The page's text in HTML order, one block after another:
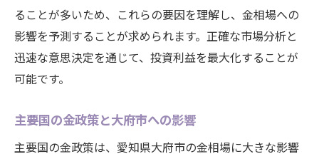
ることが多いため、これらの要因を理解し、金相場への
影響を予測することが求められます。正確な市場分析と
迅速な意思決定を通じて、投資利益を最大化することが
可能です。
主要国の金政策と大府市への影響
主要国の金政策は、愛知県大府市の金相場に大きな影響